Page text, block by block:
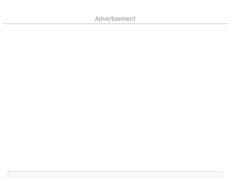
Advertisement